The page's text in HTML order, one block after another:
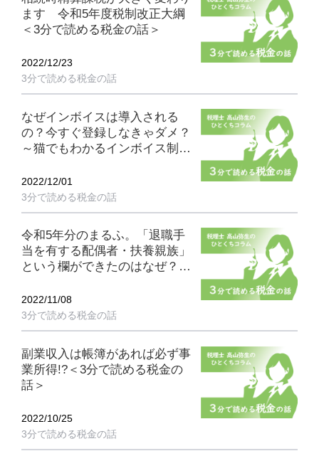
ます 令和5年度税制改正大綱
＜3分で読める税金の話＞
2022/12/23
3分で読める税金の話
なぜインボイスは導入される
の？今すぐ登録しなきゃダメ？
～猫でもわかるインボイス制度
2022/12/01
3分で読める税金の話
令和5年分のまるふ。「退職手
当を有する配偶者・扶養親族」
という欄ができたのはなぜ？＜
2022/11/08
3分で読める税金の話
副業収入は帳簿があれば必ず事
業所得!?＜3分で読める税金の
話＞
2022/10/25
3分で読める税金の話